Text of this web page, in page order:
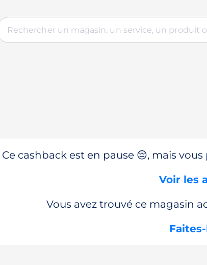
Ce cashback est en pause 😔, mais
Voir les
Vous avez trouvé ce magasin